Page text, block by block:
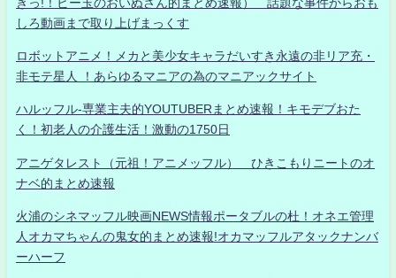
しろ動画まで取り上げまっくす
ロボットアニメ！メカと美少女キャラだいすき永遠の非リア充・
非モテ星人 ！あらゆるマニアの為のマニアックサイト
ハルッフル-専業主夫的YOUTUBERまとめ速報！キモデブおた
く！初老人の介護生活！激動の1750日
アニゲタレスト（元祖！アニメッフル） ひきこもりニートのオ
ナベ的まとめ速報
火浦のシネマッフル映画NEWS情報ポータブルの杜！オネエ管理
人オカマちゃんの鬼女的まとめ速報!オカマッフルアタックナンバ
ーハーフ